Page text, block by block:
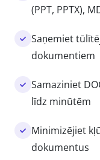
(PPT, PPTX),
Saņemiet
dokumentiem
Samaziniet
līdz minūtēm
Minimizējiet
dokumentus